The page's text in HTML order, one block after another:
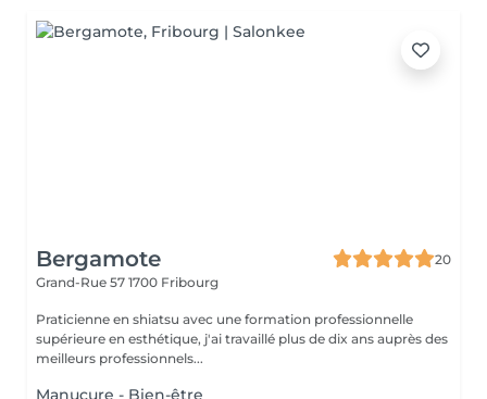
Bergamote
20
Grand-Rue 57 1700 Fribourg
Praticienne en shiatsu avec une formation professionnelle
supérieure en esthétique, j'ai travaillé plus de dix ans auprès des
meilleurs professionnels...
Manucure - Bien-être